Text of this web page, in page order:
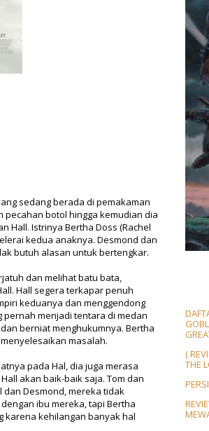
sedang berada di pemakaman
pecahan botol hingga kemudian dia
Hall. Istrinya Bertha Doss (Rachel
kedua anaknya. Desmond dan
butuh alasan untuk bertengkar.
dan melihat batu bata,
Hall segera terkapar penuh
keduanya dan menggendong
pernah menjadi tentara di medan
berniat menghukumnya. Bertha
masalah.
pada Hal, dia juga merasa
akan baik-baik saja. Tom dan
Desmond, mereka tidak
ibu mereka, tapi Bertha
karena kehilangan banyak hal
(
THE